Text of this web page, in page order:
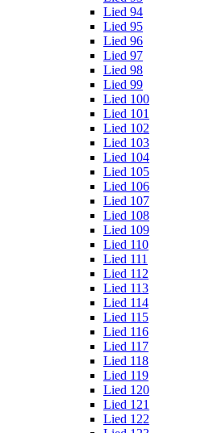
Lied 94
Lied 95
Lied 96
Lied 97
Lied 98
Lied 99
Lied 100
Lied 101
Lied 102
Lied 103
Lied 104
Lied 105
Lied 106
Lied 107
Lied 108
Lied 109
Lied 110
Lied 111
Lied 112
Lied 113
Lied 114
Lied 115
Lied 116
Lied 117
Lied 118
Lied 119
Lied 120
Lied 121
Lied 122